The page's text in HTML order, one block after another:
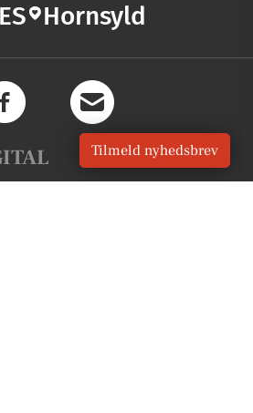
Hornsyld
Tilmeld nyhedsbrev